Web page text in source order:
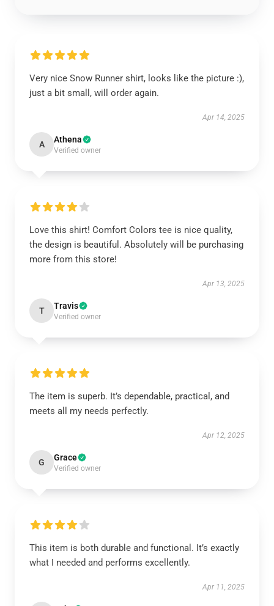
Very nice Snow Runner shirt, looks like the picture :),
just a bit small, will order again.
Apr 14, 2025
A Athena
Verified owner
Love this shirt! Comfort Colors tee is nice quality,
the design is beautiful. Absolutely will be purchasing
more from this store!
Apr 13, 2025
T Travis
Verified owner
The item is superb. It’s dependable, practical, and
meets all my needs perfectly.
Apr 12, 2025
G Grace
Verified owner
This item is both durable and functional. It’s exactly
what I needed and performs excellently.
Apr 11, 2025